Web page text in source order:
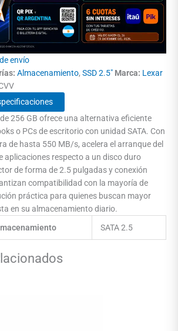
envío
Almacenamiento, SSD 2.5" Marca: Lexar
de 256 GB ofrece una alternativa eficiente
o PCs de escritorio con unidad SATA. Con
de hasta 550 MB/s, acelera el arranque del
aplicaciones respecto a un disco duro
de forma de 2.5 pulgadas y conexión
compatibilidad con la mayoría de
práctica para quienes buscan mayor
en su almacenamiento diario.
SATA 2.5